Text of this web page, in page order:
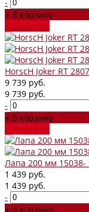
+ В корзину
Добавлено
HorscH Joker RT
9 739 руб.
9 739 руб.
-
+ В корзину
Добавлено
Лапа 200 мм 15038-
1 439 руб.
1 439 руб.
-
+ В корзину